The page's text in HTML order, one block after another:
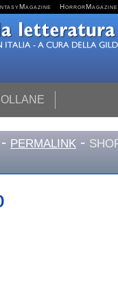
HorrorMagazine
PERMALINK -